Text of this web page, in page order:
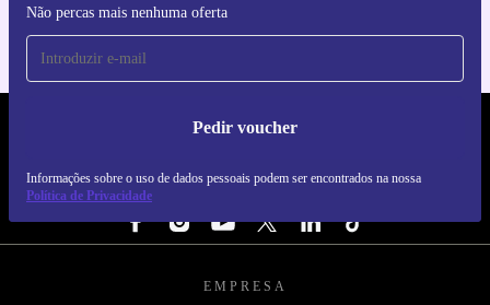
Não percas mais nenhuma oferta
Pedir voucher
Informações sobre o uso de dados pessoais podem ser encontrados na nossa
Política de Privacidade
REFURBED PORTUGAL - RETHINK NEW.
SEGUE-NOS
EMPRESA